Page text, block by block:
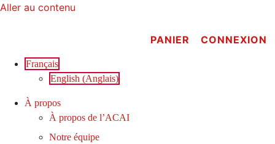
Aller au contenu
PANIER CONNEXION
Français
English (Anglais)
À propos
À propos de l’ACAI
Notre équipe